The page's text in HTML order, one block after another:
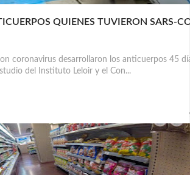
QUIENES TUVIERON SARS-
coronavirus desarrollaron los anticuerpos 45
del Instituto Leloir y el Con...